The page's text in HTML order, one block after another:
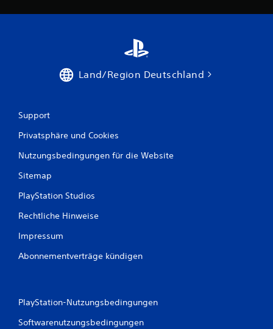
Land/Region Deutschland
Support
Privatsphäre und Cookies
Nutzungsbedingungen für die Website
Sitemap
PlayStation Studios
Rechtliche Hinweise
Impressum
Abonnementverträge kündigen
PlayStation-Nutzungsbedingungen
Softwarenutzungsbedingungen